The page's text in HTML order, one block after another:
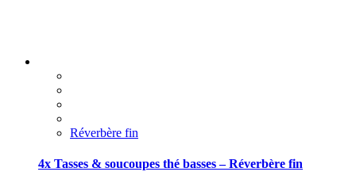
Réverbère fin
4x Tasses & soucoupes thé basses – Réverbère fin